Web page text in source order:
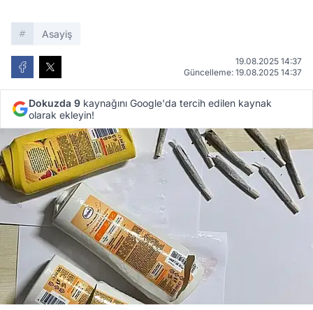
Asayiş
19.08.2025 14:37
Güncelleme: 19.08.2025 14:37
Dokuzda 9 kaynağını Google'da tercih edilen kaynak
olarak ekleyin!